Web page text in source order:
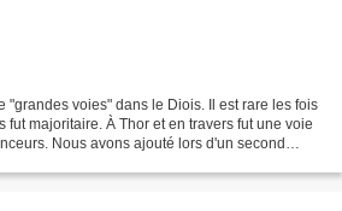
"grandes voies" dans le Diois. Il est rare les fois
fut majoritaire. À Thor et en travers fut une voie
Nous avons ajouté lors d'un second